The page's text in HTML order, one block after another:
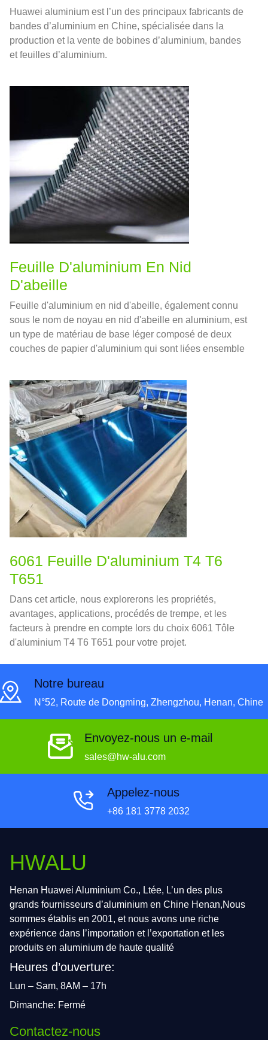
Huawei aluminium est l’un des principaux fabricants de
bandes d’aluminium en Chine, spécialisée dans la
production et la vente de bobines d’aluminium, bandes
et feuilles d’aluminium.
Feuille D'aluminium En Nid
D'abeille
Feuille d'aluminium en nid d'abeille, également connu
sous le nom de noyau en nid d'abeille en aluminium, est
un type de matériau de base léger composé de deux
couches de papier d'aluminium qui sont liées ensemble
6061 Feuille D'aluminium T4 T6
T651
Dans cet article, nous explorerons les propriétés,
avantages, applications, procédés de trempe, et les
facteurs à prendre en compte lors du choix 6061 Tôle
d'aluminium T4 T6 T651 pour votre projet.
Notre bureau
N°52, Route de Dongming, Zhengzhou, Henan, Chine
Envoyez-nous un e-mail
sales@hw-alu.com
Appelez-nous
+86 181 3778 2032
HWALU
Henan Huawei Aluminium Co., Ltée, L’un des plus
grands fournisseurs d’aluminium en Chine Henan,Nous
sommes établis en 2001, et nous avons une riche
expérience dans l’importation et l’exportation et les
produits en aluminium de haute qualité
Heures d’ouverture:
Lun – Sam, 8AM – 17h
Dimanche: Fermé
Contactez-nous